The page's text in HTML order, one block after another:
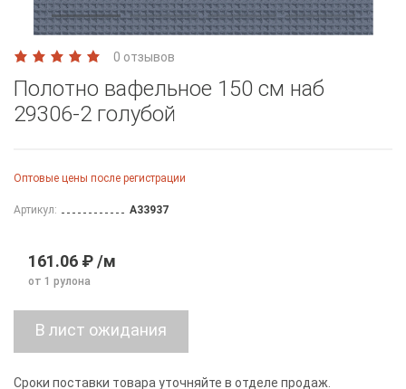
0 отзывов
Полотно вафельное 150 см наб
29306-2 голубой
Оптовые цены после регистрации
Артикул: A33937
161.06 ₽ /м
от 1 рулона
Сроки поставки товара уточняйте в отделе продаж.